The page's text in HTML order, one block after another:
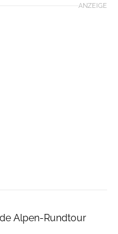
ANZEIGE
Alpen-Rundtour